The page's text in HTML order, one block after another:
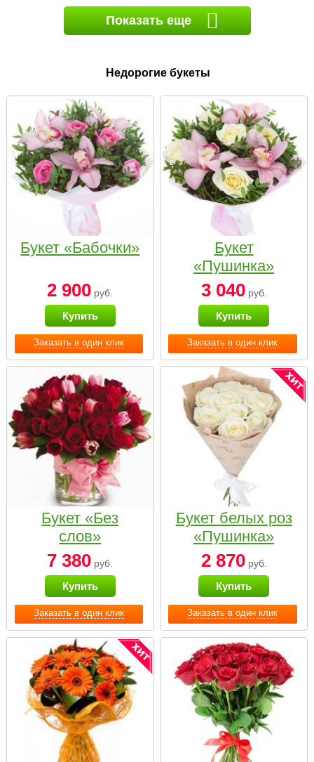
Показать еще
Недорогие букеты
Заказать в один клик
Букет «Бабочки»
2 900 руб.
Купить
Заказать в один клик
Букет
«Пушинка»
3 040руб.
Купить
Заказать в один клик
Букет «Без
слов»
7 380 руб.
Купить
Заказать в один клик
Букет белых роз
«Пушинка»
2 870руб.
Купить